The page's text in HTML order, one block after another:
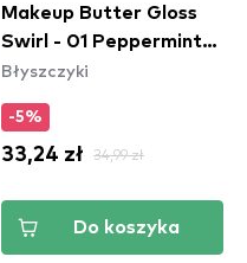
Makeup Butter Gloss
Swirl - 01 Peppermint
Swirl
Błyszczyki
-5%
33,24 zł 34,99 zł
Do koszyka